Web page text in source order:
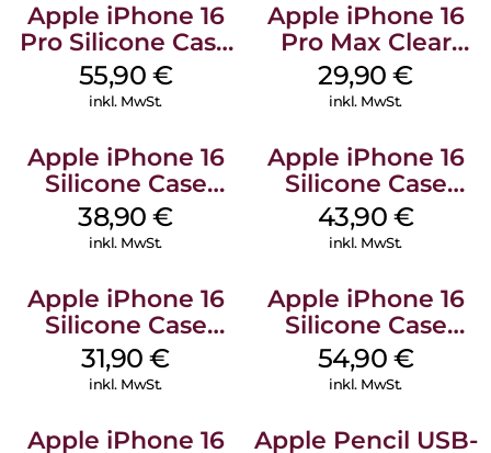
Apple iPhone 16
Pro Silicone Case
MagSafe Stone
Gray
55,90 €
inkl. MwSt.
Apple iPhone 16
Pro Max Clear
Case MagSafe
Transparent
29,90€
inkl. MwSt.
Apple iPhone 16
Silicone Case
MagSafe
Ultramarine
38,90€
inkl. MwSt.
Apple iPhone 16
Silicone Case
MagSafe Plum
43,90 €
inkl. MwSt.
Apple iPhone 16
Silicone Case
MagSafe Fuchsia
31,90€
inkl. MwSt.
Apple iPhone 16
Silicone Case
MagSafe Lake
Green
54,90 €
inkl. MwSt.
Apple iPhone 16
Apple Pencil USB-